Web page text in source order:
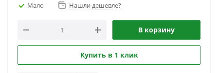
Мало Нашли дешевле?
В корзину
Купить в 1 клик